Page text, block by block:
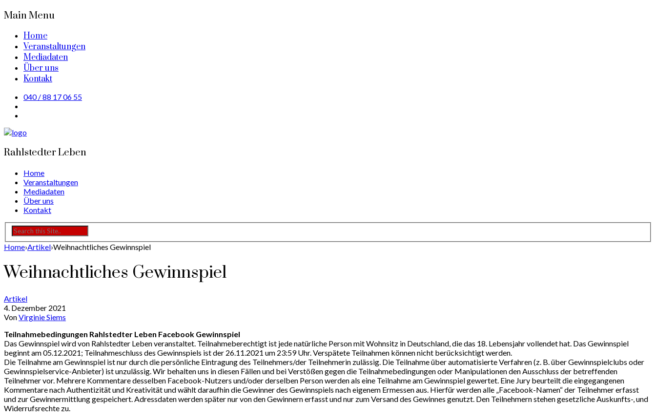
Main Menu
Home
Veranstaltungen
Mediadaten
Über uns
Kontakt
040 / 88 17 06 55
Rahlstedter Leben
Home
Veranstaltungen
Mediadaten
Über uns
Kontakt
Home›Artikel›Weihnachtliches Gewinnspiel
Weihnachtliches Gewinnspiel
Artikel
4. Dezember 2021
VonVirginie Siems
Teilnahmebedingungen Rahlstedter Leben Facebook Gewinnspiel
Das Gewinnspiel wird von Rahlstedter Leben veranstaltet. Teilnahmeberechtigt ist jede natürliche Person mit Wohnsitz in Deutschland, die das 18. Lebensjahr vollendet hat. Das Gewinnspiel
beginnt am 05.12.2021; Teilnahmeschluss des Gewinnspiels ist der 26.11.2021 um 23:59 Uhr. Verspätete Teilnahmen können nicht berücksichtigt werden.
Die Teilnahme am Gewinnspiel ist nur durch die persönliche Eintragung des Teilnehmers/der Teilnehmerin zulässig. Die Teilnahme über automatisierte Verfahren (z. B. über Gewinnspielclubs oder
Gewinnspielservice-Anbieter) ist unzulässig. Wir behalten uns in diesen Fällen und bei Verstößen gegen die Teilnahmebedingungen oder Manipulationen den Ausschluss der betreffenden
Teilnehmer vor. Mehrere Kommentare desselben Facebook-Nutzers und/oder derselben Person werden als eine Teilnahme am Gewinnspiel gewertet. Eine Jury beurteilt die eingegangenen
Kommentare nach Authentizität und Kreativität und wählt daraufhin die Gewinner des Gewinnspiels nach eigenem Ermessen aus. Hierfür werden alle „Facebook-Namen“ der Teilnehmer erfasst
und zur Gewinnermittlung gespeichert. Adressdaten werden später nur von den Gewinnern erfasst und nur zum Versand des Gewinnes genutzt. Den Teilnehmern stehen gesetzliche Auskunfts-, und
Widerrufsrechte zu.